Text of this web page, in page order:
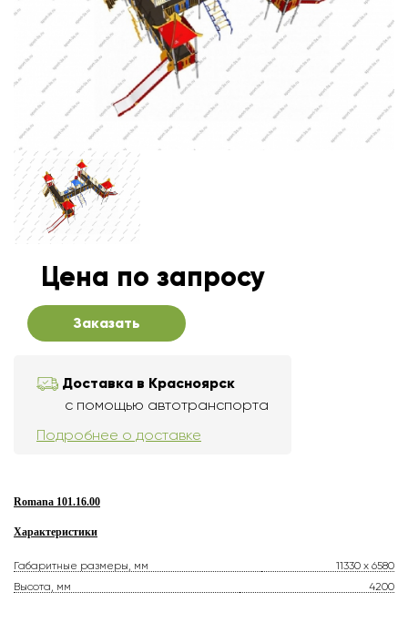
Цена по запросу
Заказать
Доставка в Красноярск
с помощью автотранспорта
Подробнее о доставке
Romana 101.16.00
Характеристики
Габаритные размеры, мм
11330 х 6580
Высота, мм
4200